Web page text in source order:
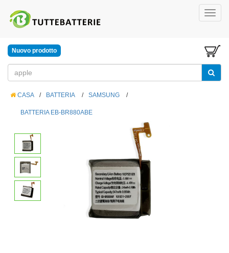
Nuovo prodotto
CASA / BATTERIA / SAMSUNG /
BATTERIA EB-BR880ABE